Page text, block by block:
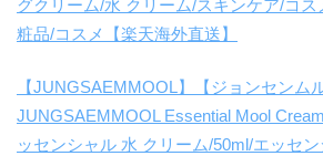
【JUNGSAEMMOOL】【ジョンセンムル
JUNGSAEMMOOL Essential Mool
ッセンシャル 水 クリーム/50ml/エッセ